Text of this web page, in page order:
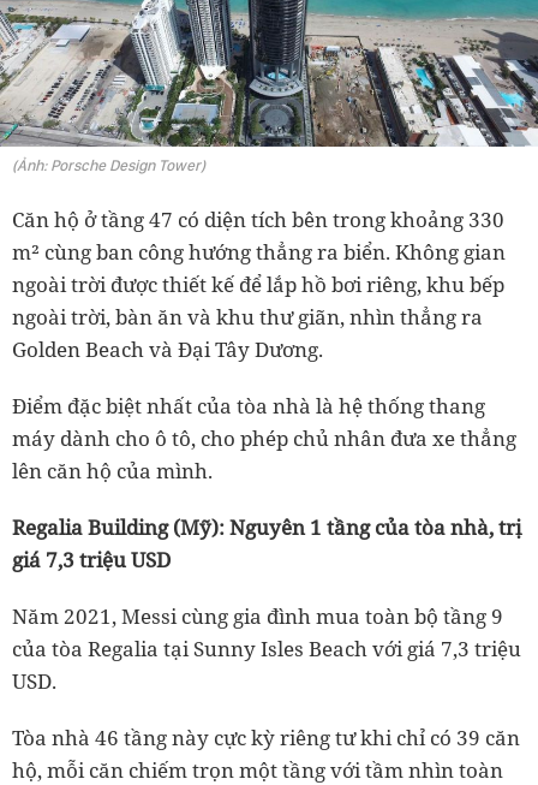
(Ảnh: Porsche Design Tower)
Căn hộ ở tầng 47 có diện tích bên trong khoảng 330
m² cùng ban công hướng thẳng ra biển. Không gian
ngoài trời được thiết kế để lắp hồ bơi riêng, khu bếp
ngoài trời, bàn ăn và khu thư giãn, nhìn thẳng ra
Golden Beach và Đại Tây Dương.
Điểm đặc biệt nhất của tòa nhà là hệ thống thang
máy dành cho ô tô, cho phép chủ nhân đưa xe thẳng
lên căn hộ của mình.
Regalia Building (Mỹ): Nguyên 1 tầng của tòa nhà, trị
giá 7,3 triệu USD
Năm 2021, Messi cùng gia đình mua toàn bộ tầng 9
của tòa Regalia tại Sunny Isles Beach với giá 7,3 triệu
USD.
Tòa nhà 46 tầng này cực kỳ riêng tư khi chỉ có 39 căn
hộ, mỗi căn chiếm trọn một tầng với tầm nhìn toàn